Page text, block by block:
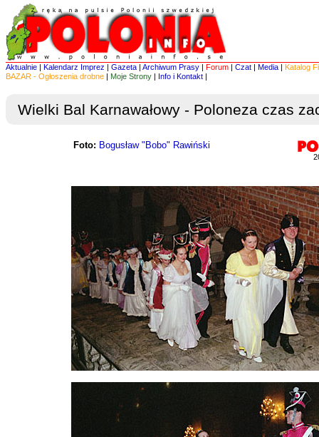
Aktualnie | Kalendarz Imprez | Gazeta | Archiwum Prasy | Forum | Czat | Media | Katalog
BAZAR - Ogłoszenia drobne | Moje Strony | Info i Kontakt |
Wielki Bal Karnawałowy - Poloneza czas
Foto: Bogusław "Bobo" Rawiński